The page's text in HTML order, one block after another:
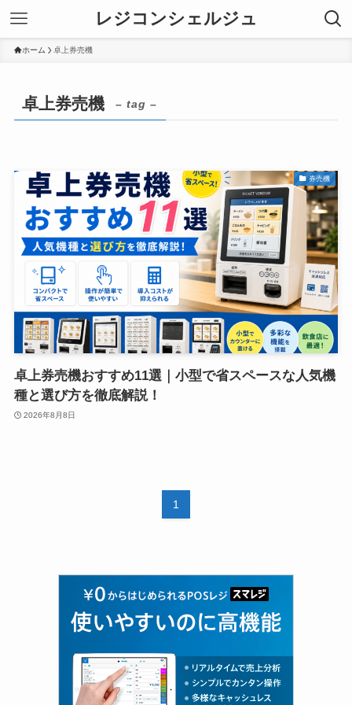
レジコンシェルジュ
ホーム 卓上券売機
卓上券売機 – tag –
券売機
卓上券売機おすすめ11選｜小型で省スペースな人気機
種と選び方を徹底解説！
2026年8月8日
1